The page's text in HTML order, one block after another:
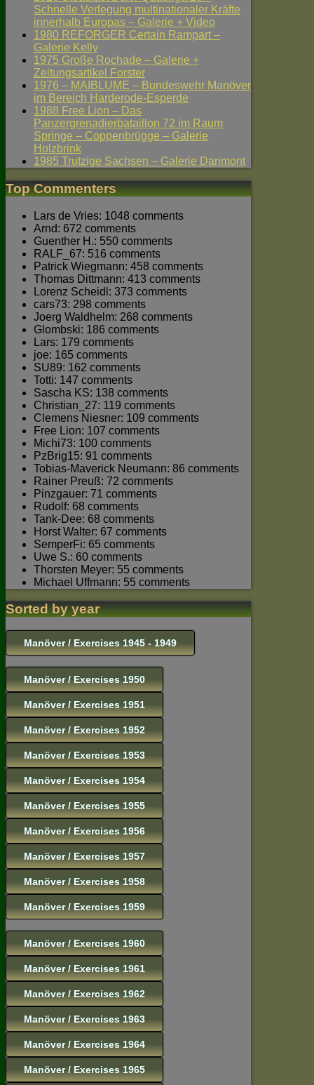
Schnelle Verlegung multinationaler Kräfte
innerhalb Europas – Galerie + Video
1980 REFORGER Certain Rampart –
Galerie Kelly
1975 Große Rochade – Galerie +
Zeitungsartikel Forster
1976 – MAIBLUME – Bundeswehr Manöver
im Bereich Harderode-Esperde
1988 Free Lion – Das
Panzergrenadierbataillon 72 im Raum
Springe – Coppenbrügge – Galerie
Holzbrink
1985 Trutzige Sachsen – Galerie Darimont
Top Commenters
Lars de Vries: 1048 comments
Arnd: 672 comments
Guenther H.: 550 comments
RALF_67: 516 comments
Patrick Wiegmann: 458 comments
Thomas Dittmann: 413 comments
Lorenz Scheidl: 373 comments
cars73: 298 comments
Joerg Waldhelm: 268 comments
Glombski: 186 comments
Lars: 179 comments
joe: 165 comments
SU89: 162 comments
Totti: 147 comments
Sascha KS: 138 comments
Christian_27: 119 comments
Clemens Niesner: 109 comments
Free Lion: 107 comments
Michi73: 100 comments
PzBrig15: 91 comments
Tobias-Maverick Neumann: 86 comments
Rainer Preuß: 72 comments
Pinzgauer: 71 comments
Rudolf: 68 comments
Tank-Dee: 68 comments
Horst Walter: 67 comments
SemperFi: 65 comments
Uwe S.: 60 comments
Thorsten Meyer: 55 comments
Michael Uffmann: 55 comments
Sorted by year
Manöver / Exercises 1945 - 1949
Manöver / Exercises 1950
Manöver / Exercises 1951
Manöver / Exercises 1952
Manöver / Exercises 1953
Manöver / Exercises 1954
Manöver / Exercises 1955
Manöver / Exercises 1956
Manöver / Exercises 1957
Manöver / Exercises 1958
Manöver / Exercises 1959
Manöver / Exercises 1960
Manöver / Exercises 1961
Manöver / Exercises 1962
Manöver / Exercises 1963
Manöver / Exercises 1964
Manöver / Exercises 1965